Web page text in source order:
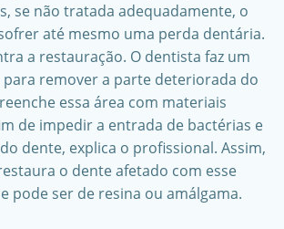
se não tratada adequadamente, o
até mesmo uma perda dentária.
a restauração. O dentista faz um
remover a parte deteriorada do
essa área com materiais
de impedir a entrada de bactérias e
dente, explica o profissional. Assim,
o dente afetado com esse
pode ser de resina ou amálgama.